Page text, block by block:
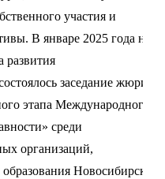
участия и
В январе 2025 года на
развития
заседание жюри
этапа Международного
среди
организаций,
Новосибирской